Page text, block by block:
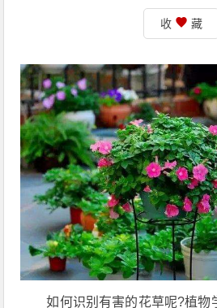
收 藏
如何识别有害的花草呢?植物